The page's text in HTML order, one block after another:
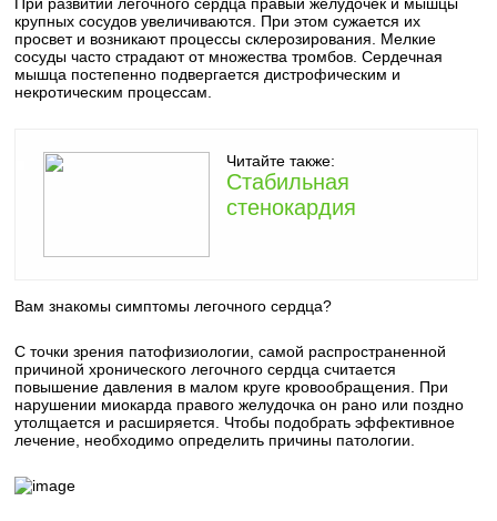
крупных сосудов увеличиваются. При этом сужается их
просвет и возникают процессы склерозирования. Мелкие
сосуды часто страдают от множества тромбов. Сердечная
мышца постепенно подвергается дистрофическим и
некротическим процессам.
Читайте также:
Стабильная
стенокардия
Вам знакомы симптомы легочного сердца?
С точки зрения патофизиологии, самой распространенной
причиной хронического легочного сердца считается
повышение давления в малом круге кровообращения. При
нарушении миокарда правого желудочка он рано или поздно
утолщается и расширяется. Чтобы подобрать эффективное
лечение, необходимо определить причины патологии.